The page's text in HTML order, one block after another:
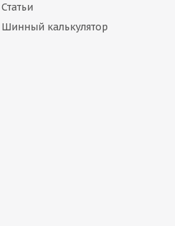
Статьи
Шинный калькулятор